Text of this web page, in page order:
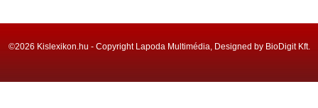
©2026 Kislexikon.hu - Copyright Lapoda Multimédia, Designed by BioDigit Kft.